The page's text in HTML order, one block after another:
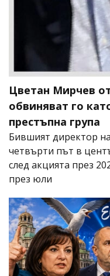
Цветан Мирчев
обвиняват го
престъпна група
Бившият директор
четвърти път в
след акцията през
през юли